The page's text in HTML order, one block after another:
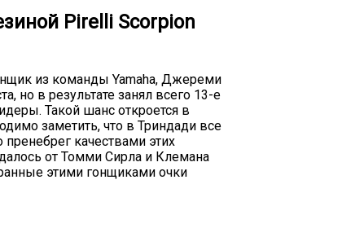
Pirelli Scorpion
из команды Yamaha, Джереми
но в результате занял всего 13-е
Такой шанс откроется в
заметить, что в Триндади все
качествами этих
от Томми Сирла и Клемана
этими гонщиками очки